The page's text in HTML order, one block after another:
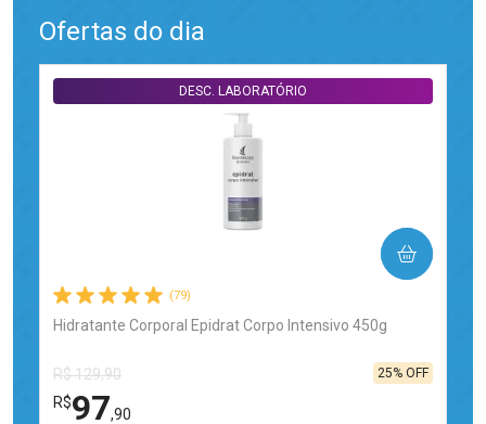
Ofertas do dia
(79)
Hidratante Corporal Epidrat Corpo Intensivo 450g
DESC. LABORATÓRIO
R$ 129,90
R$97,90
25% OFF
COMPRAR